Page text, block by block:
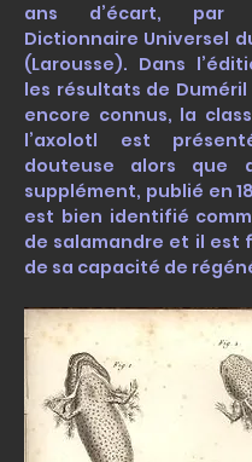
ans d’écart, par
Dictionnaire Universel
(Larousse). Dans
les résultats de Duméril
encore connus, la
l’axolotl est
douteuse alors que
supplément, publié en
est bien identifié
de salamandre et il est
de sa capacité de